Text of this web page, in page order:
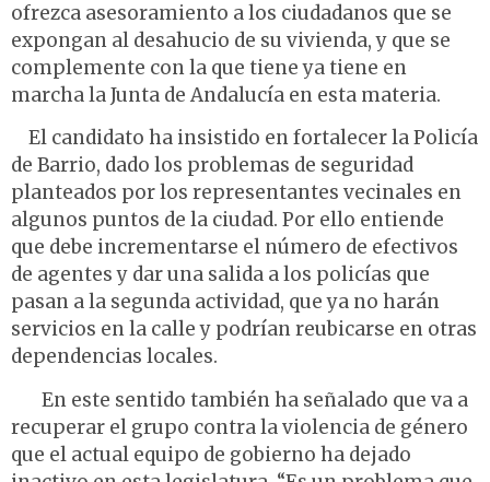
ofrezca asesoramiento a los ciudadanos que se
expongan al desahucio de su vivienda, y que se
complemente con la que tiene ya tiene en
marcha la Junta de Andalucía en esta materia.
El candidato ha insistido en fortalecer la Policía
de Barrio, dado los problemas de seguridad
planteados por los representantes vecinales en
algunos puntos de la ciudad. Por ello entiende
que debe incrementarse el número de efectivos
de agentes y dar una salida a los policías que
pasan a la segunda actividad, que ya no harán
servicios en la calle y podrían reubicarse en otras
dependencias locales.
En este sentido también ha señalado que va a
recuperar el grupo contra la violencia de género
que el actual equipo de gobierno ha dejado